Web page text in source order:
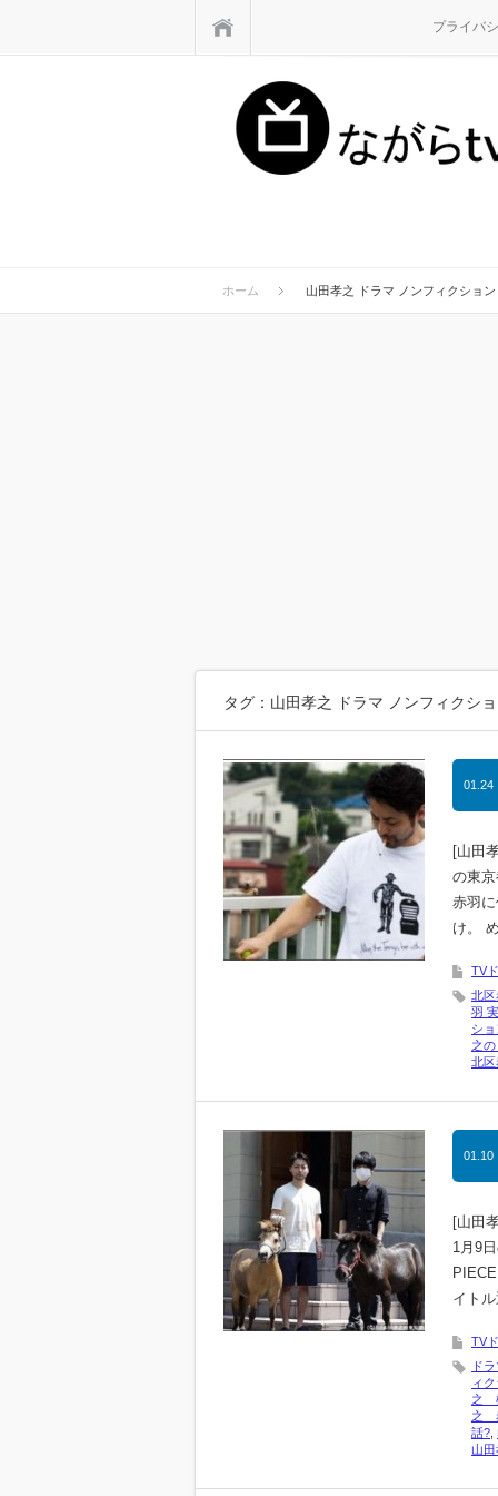
プライバ
ホーム 山田孝之 ドラマ ノンフィクション
タグ：山田孝之 ドラマ ノンフィクシ
01.24
[山田
の東
赤羽
け。
TV
北区
羽
ショ
之
北区
01.10
[山田
1月9
イト
TV
ド
ィ
之
之
話?
山